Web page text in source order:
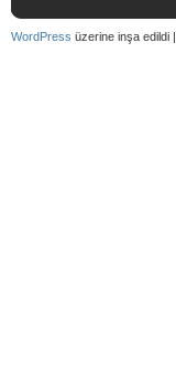
WordPress üzerine inşa edildi |